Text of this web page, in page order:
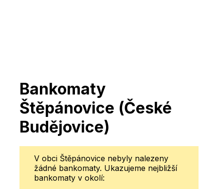
Bankomaty
Štěpánovice (České
Budějovice)
V obci Štěpánovice nebyly nalezeny
žádné bankomaty. Ukazujeme nejbližší
bankomaty v okolí: